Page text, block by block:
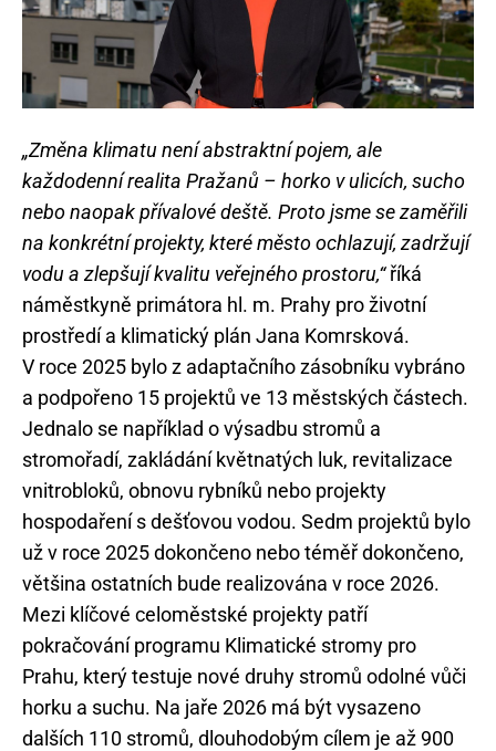
„Změna klimatu není abstraktní pojem, ale
každodenní realita Pražanů – horko v ulicích, sucho
nebo naopak přívalové deště. Proto jsme se zaměřili
na konkrétní projekty, které město ochlazují, zadržují
vodu a zlepšují kvalitu veřejného prostoru,“říká
náměstkyně primátora hl. m. Prahy pro životní
prostředí a klimatický plán Jana Komrsková.
V roce 2025 bylo z adaptačního zásobníku vybráno
a podpořeno 15 projektů ve 13 městských částech.
Jednalo se například o výsadbu stromů a
stromořadí, zakládání květnatých luk, revitalizace
vnitrobloků, obnovu rybníků nebo projekty
hospodaření s dešťovou vodou. Sedm projektů bylo
už v roce 2025 dokončeno nebo téměř dokončeno,
většina ostatních bude realizována v roce 2026.
Mezi klíčové celoměstské projekty patří
pokračování programu Klimatické stromy pro
Prahu, který testuje nové druhy stromů odolné vůči
horku a suchu. Na jaře 2026 má být vysazeno
dalších 110 stromů, dlouhodobým cílem je až 900